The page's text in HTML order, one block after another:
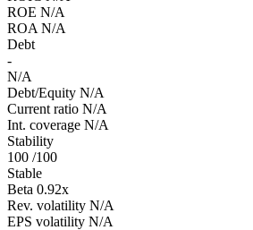
ROE N/A
ROA N/A
Debt
-
N/A
Debt/Equity N/A
Current ratio N/A
Int. coverage N/A
Stability
100 /100
Stable
Beta 0.92x
Rev. volatility N/A
EPS volatility N/A